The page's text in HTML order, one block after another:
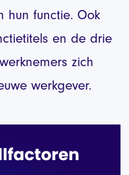
hun functie. Ook
en de drie
zich
werkgever.